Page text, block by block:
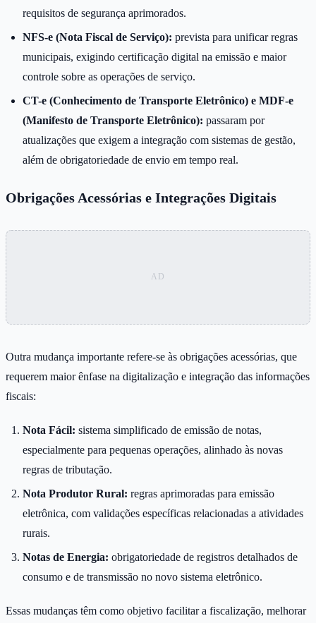
requisitos de segurança aprimorados.
NFS-e (Nota Fiscal de Serviço): prevista para unificar regras
municipais, exigindo certificação digital na emissão e maior
controle sobre as operações de serviço.
CT-e (Conhecimento de Transporte Eletrônico) e MDF-e
(Manifesto de Transporte Eletrônico): passaram por
atualizações que exigem a integração com sistemas de gestão,
além de obrigatoriedade de envio em tempo real.
Obrigações Acessórias e Integrações Digitais
Outra mudança importante refere-se às obrigações acessórias, que
requerem maior ênfase na digitalização e integração das informações
fiscais:
Nota Fácil: sistema simplificado de emissão de notas,
especialmente para pequenas operações, alinhado às novas
regras de tributação.
Nota Produtor Rural: regras aprimoradas para emissão
eletrônica, com validações específicas relacionadas a atividades
rurais.
Notas de Energia: obrigatoriedade de registros detalhados de
consumo e de transmissão no novo sistema eletrônico.
Essas mudanças têm como objetivo facilitar a fiscalização, melhorar